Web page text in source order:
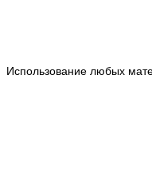
Использование любых